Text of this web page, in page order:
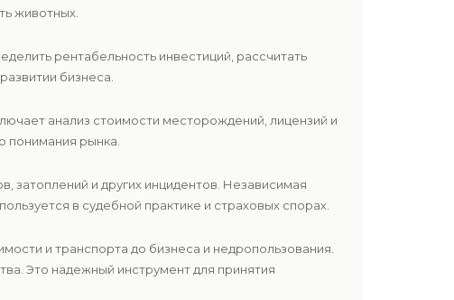
животных.
рентабельность инвестиций, рассчитать
бизнеса.
анализ стоимости месторождений, лицензий и
понимания рынка.
затоплений и других инцидентов. Независимая
в судебной практике и страховых спорах.
и транспорта до бизнеса и недропользования.
Это надежный инструмент для принятия